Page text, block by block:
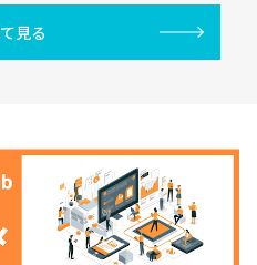
見る